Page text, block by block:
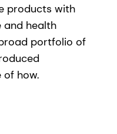
products with
health
portfolio of
of how.